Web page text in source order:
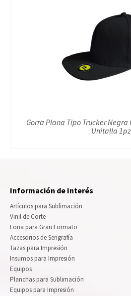
Gorra Plana Tipo Trucker Negra
Unitalla 1pz
Información de Interés
Artículos para Sublimación
Vinil de Corte
Lona para Gran Formato
Accesorios de Serigrafía
Tazas para Impresión
Insumos para Impresión
Equipos
Planchas para Sublimación
Equipos para Impresión